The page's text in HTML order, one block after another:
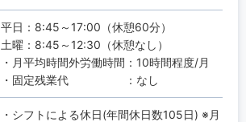
平日：8:45～17:00（休憩60分）
土曜：8:45～12:30（休憩なし）
・月平均時間外労働時間：10時間程度/月
・固定残業代 ：なし
・シフトによる休日(年間休日数105日) ※月